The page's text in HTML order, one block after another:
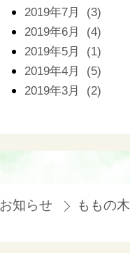
2019年7月 (3)
2019年6月 (4)
2019年5月 (1)
2019年4月 (5)
2019年3月 (2)
お知らせ ももの木